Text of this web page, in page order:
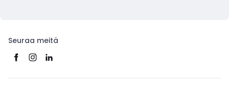
Seuraa meitä